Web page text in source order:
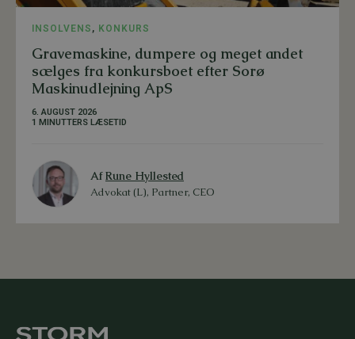
INSOLVENS , KONKURS
Gravemaskine, dumpere og meget andet
sælges fra konkursboet efter Sorø
Maskinudlejning ApS
6. AUGUST 2026
1 MINUTTERS LÆSETID
AfRune Hyllested
Advokat (L), Partner, CEO